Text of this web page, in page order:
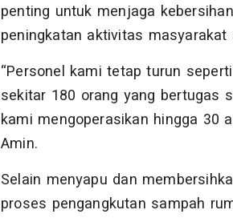
penting untuk menjaga
peningkatan aktivitas
“Personel kami tetap turun
sekitar 180 orang yang bertugas
kami mengoperasikan hingga 30
Amin.
Selain menyapu dan
proses pengangkutan sampah